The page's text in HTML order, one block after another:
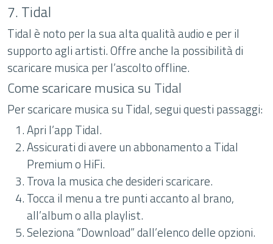
7. Tidal
Tidal è noto per la sua alta qualità audio e per il
supporto agli artisti. Offre anche la possibilità di
scaricare musica per l’ascolto offline.
Come scaricare musica su Tidal
Per scaricare musica su Tidal, segui questi passaggi:
Apri l’app Tidal.
Assicurati di avere un abbonamento a Tidal
Premium o HiFi.
Trova la musica che desideri scaricare.
Tocca il menu a tre punti accanto al brano,
all’album o alla playlist.
Seleziona “Download” dall’elenco delle opzioni.